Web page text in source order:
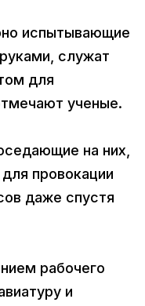
испытывающие
служат
для
ученые.
на них,
провокации
даже спустя
рабочего
и